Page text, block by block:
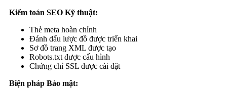
Kiểm toán SEO Kỹ thuật:
Thẻ meta hoàn chỉnh
Đánh dấu lược đồ được triển khai
Sơ đồ trang XML được tạo
Robots.txt được cấu hình
Chứng chỉ SSL được cài đặt
Biện pháp Bảo mật: